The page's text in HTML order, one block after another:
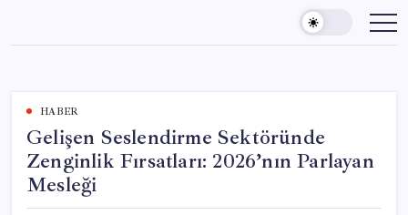
content
HABER
Gelişen Seslendirme Sektöründe
Zenginlik Fırsatları: 2026’nın Parlayan
Mesleği